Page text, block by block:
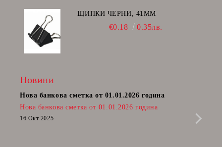
ЩИПКИ ЧЕРНИ, 41ММ
€0.18 0.35лв.
Новини
Нова банкова сметка от 01.01.2026 година
Нова банкова сметка от 01.01.2026 година
16 Окт 2025